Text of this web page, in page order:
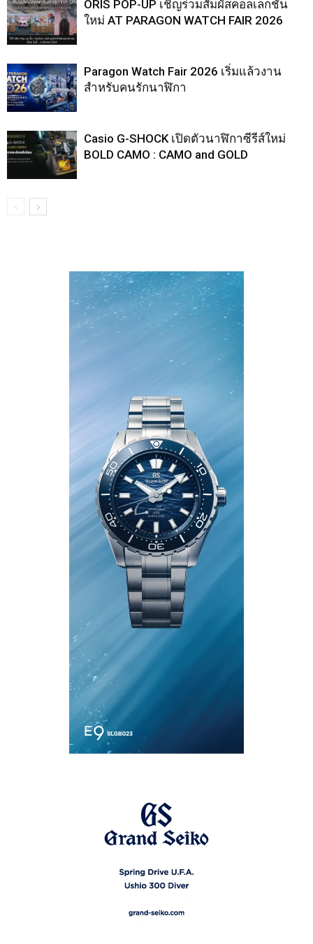
ORIS POP-UP เชิญร่วมสัมผัสคอลเลกชั่น
ใหม่ AT PARAGON WATCH FAIR 2026
Paragon Watch Fair 2026 เริ่มแล้วงาน
สำหรับคนรักนาฬิกา
Casio G-SHOCK เปิดตัวนาฬิกาซีรีส์ใหม่
BOLD CAMO : CAMO and GOLD